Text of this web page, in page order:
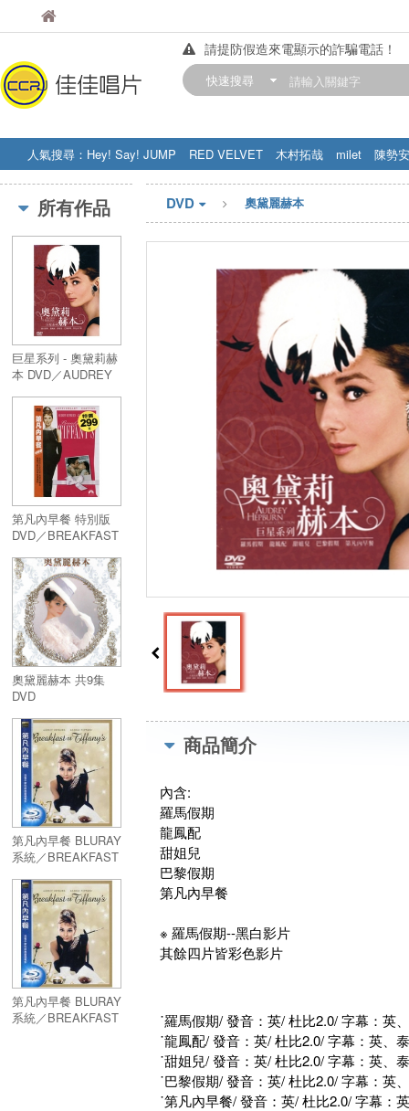
佳佳唱片
請提防假造來電顯示的詐騙電話！
【中華門市營業時間調整公告】
快速搜尋
人氣搜尋： Hey! Say! JUMP RED VELVET 木村拓哉 milet
陳勢安
STRAY KIDS
盧廣仲 周杰伦
所有作品
巨星系列 - 奧黛莉赫
本 DVD／AUDREY
RUBY
COLLECTION
第凡內早餐 特別版
DVD／BREAKFAST
奧黛麗赫本 共9集
DVD
第凡內早餐 BLURAY
系統／BREAKFAST
第凡內早餐 BLURAY
系統／BREAKFAST
DVD 奧黛麗赫本
商品簡介
內含:
羅馬假期
龍鳳配
甜姐兒
巴黎假期
第凡內早餐
※ 羅馬假期--黑白影片
其餘四片皆彩色影片
˙羅馬假期/ 發音：英/ 杜比2.0/ 字幕：英
˙龍鳳配/ 發音：英/ 杜比2.0/ 字幕：英、
˙甜姐兒/ 發音：英/ 杜比2.0/ 字幕：英、
˙巴黎假期/ 發音：英/ 杜比2.0/ 字幕：英
˙第凡內早餐/ 發音：英/ 杜比2.0/ 字幕：